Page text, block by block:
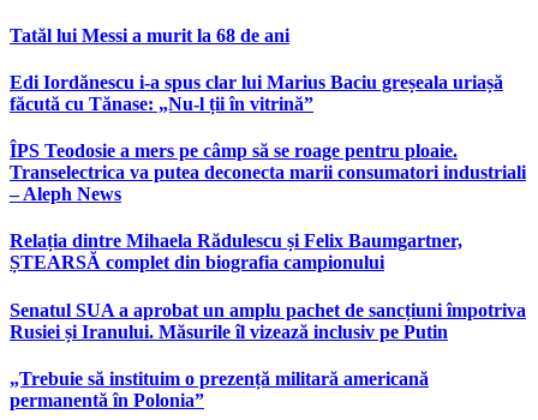
Tatăl lui Messi a murit la 68 de ani
Edi Iordănescu i-a spus clar lui Marius Baciu greșeala uriașă
făcută cu Tănase: „Nu-l ții în vitrină”
ÎPS Teodosie a mers pe câmp să se roage pentru ploaie.
Transelectrica va putea deconecta marii consumatori industriali
– Aleph News
Relația dintre Mihaela Rădulescu și Felix Baumgartner,
ȘTEARSĂ complet din biografia campionului
Senatul SUA a aprobat un amplu pachet de sancțiuni împotriva
Rusiei și Iranului. Măsurile îl vizează inclusiv pe Putin
„Trebuie să instituim o prezență militară americană
permanentă în Polonia”